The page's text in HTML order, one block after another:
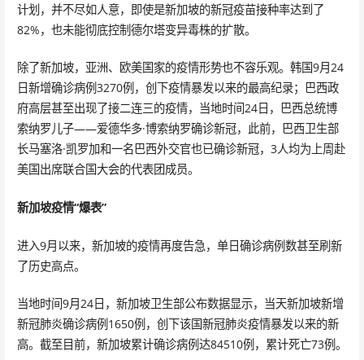
计划，并不尽如人意，即使是新加坡的新冠疫苗接种率达到了
82%，也未能彻底控制德尔塔变异毒株的扩散。
除了新加坡，亚洲、欧美国家的疫情形势也不容乐观。韩国9月24
日新增确诊病例3270例，创下疫情暴发以来的最高纪录；巴西政
府高层甚至出现了接二连三的疫情，当地时间24日，巴西总统博
索纳罗儿子——爱德华多·博索纳罗确诊新冠，此前，巴西卫生部
长马塞洛·凯罗加和一名巴西外交官也已确诊新冠，3人均为上周赴
美国出席联合国大会的代表团成员。
新加坡疫情“爆表”
进入9月以来，新加坡的疫情再度告急，单日确诊病例数甚至刷新
了历史高点。
当地时间9月24日，新加坡卫生部公布数据显示，当天新加坡新增
新冠肺炎确诊病例1650例，创下该国新冠肺炎疫情暴发以来的新
高。截至目前，新加坡累计确诊病例达84510例，累计死亡73例。